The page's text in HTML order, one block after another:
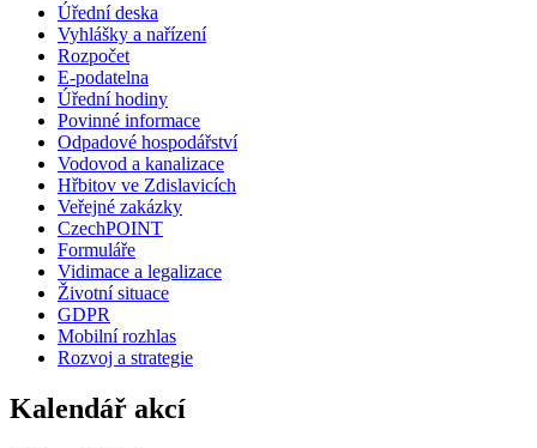
Úřední deska
Vyhlášky a nařízení
Rozpočet
E-podatelna
Úřední hodiny
Povinné informace
Odpadové hospodářství
Vodovod a kanalizace
Hřbitov ve Zdislavicích
Veřejné zakázky
CzechPOINT
Formuláře
Vidimace a legalizace
Životní situace
GDPR
Mobilní rozhlas
Rozvoj a strategie
Kalendář akcí